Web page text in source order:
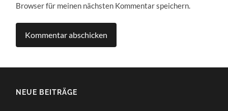
Browser für meinen nächsten Kommentar speichern.
NEUE BEITRÄGE